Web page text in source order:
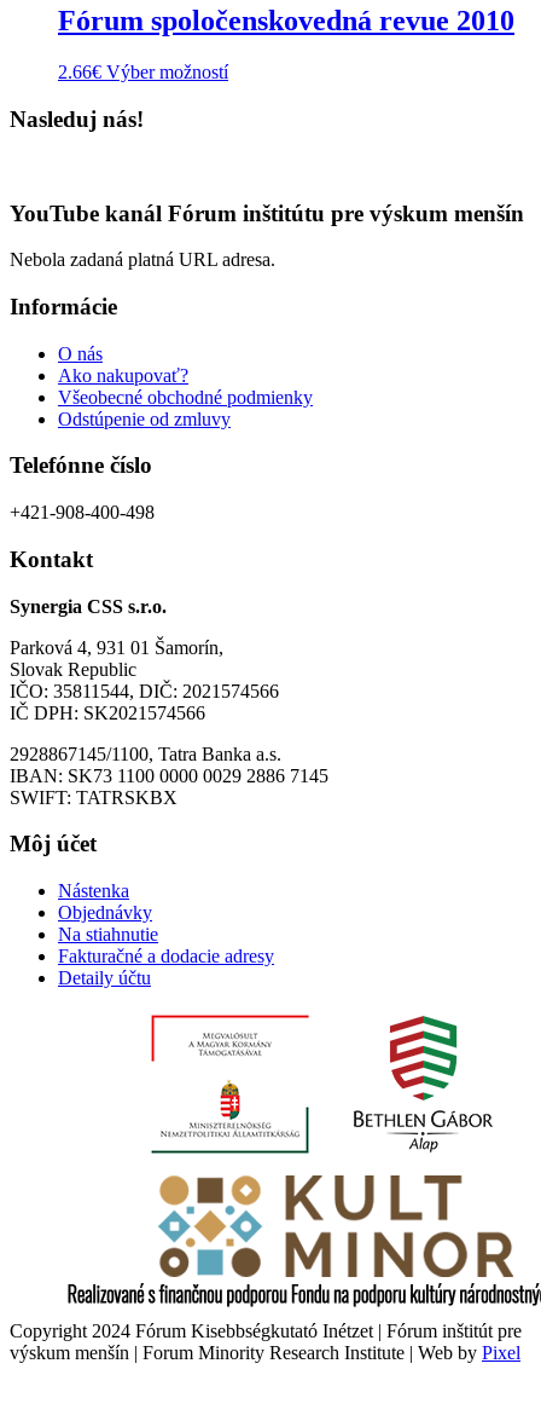
Fórum spoločenskovedná revue 2010
2.66€ Výber možnostíTento
môžete
na
Nasleduj nás!
YouTube kanál Fórum inštitútu pre výskum menšín
Nebola zadaná platná URL adresa.
Informácie
O nás
Ako nakupovať?
Všeobecné obchodné podmienky
Odstúpenie od zmluvy
Telefónne číslo
+421-908-400-498
Kontakt
Synergia CSS s.r.o.
Parková 4, 931 01 Šamorín,
Slovak Republic
IČO: 35811544, DIČ: 2021574566
IČ DPH: SK2021574566
2928867145/1100, Tatra Banka a.s.
IBAN: SK73 1100 0000 0029 2886 7145
SWIFT: TATRSKBX
Môj účet
Nástenka
Objednávky
Na stiahnutie
Fakturačné a dodacie adresy
Detaily účtu
Copyright 2024 Fórum Kisebbségkutató Inétzet | Fórum inštitút pre
výskum menšín | Forum Minority Research Institute | Web by Pixel